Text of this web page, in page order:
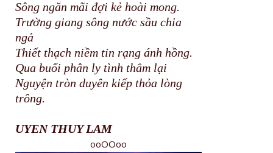
Sông ngăn mãi đợi kẻ hoài mong.
Trường giang sông nước sầu chia
ngả
Thiết thạch niềm tin rạng ánh hồng.
Qua buổi phân ly tình thắm lại
Nguyện tròn duyên kiếp thỏa lòng
trông.
UYEN THUY LAM
ooOOoo